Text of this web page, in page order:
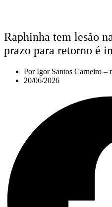
Raphinha tem lesão
prazo para retorno é
PorIgor Santos Carneiro –
20/06/2026